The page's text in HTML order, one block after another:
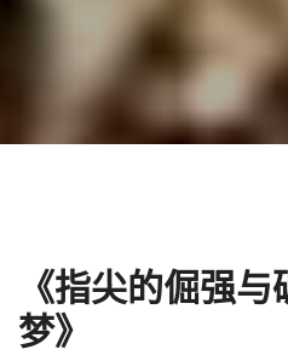
《指尖的倔强
梦》